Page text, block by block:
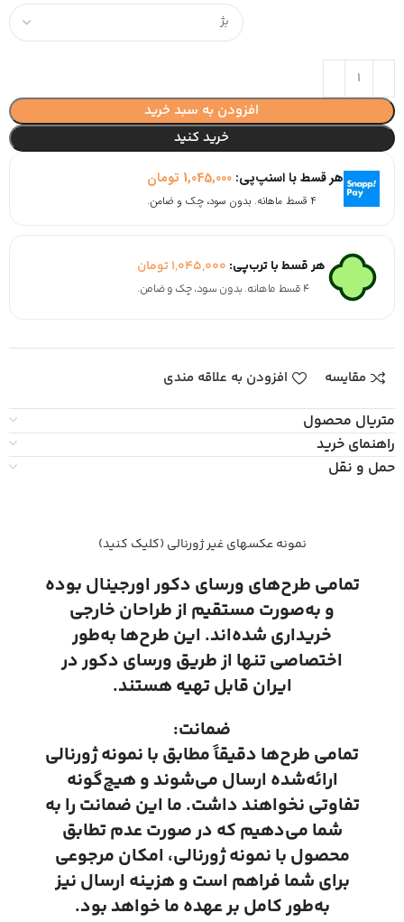
افزودن به سبد خرید
خرید کنید
هر قسط با اسنپ‌پی:1,045,000 تومان
۴ قسط ماهانه. بدون سود، چک و ضامن.
هر قسط با ترب‌پی: 1,045,000تومان
۴ قسط ماهانه. بدون سود، چک و ضامن.
مقایسه افزودن به علاقه مندی
متریال محصول
راهنمای خرید
حمل و نقل
نمونه عکسهای غیر ژورنالی (کلیک کنید)
تمامی طرح‌های ورسای دکور اورجینال بوده
و به‌صورت مستقیم از طراحان خارجی
خریداری شده‌اند. این طرح‌ها به‌طور
اختصاصی تنها از طریق ورسای دکور در
ایران قابل تهیه هستند.
ضمانت:
تمامی طرح‌ها دقیقاً مطابق با نمونه ژورنالی
ارائه‌شده ارسال می‌شوند و هیچ‌گونه
تفاوتی نخواهند داشت. ما این ضمانت را به
شما می‌دهیم که در صورت عدم تطابق
محصول با نمونه ژورنالی، امکان مرجوعی
برای شما فراهم است و هزینه ارسال نیز
به‌طور کامل بر عهده ما خواهد بود.